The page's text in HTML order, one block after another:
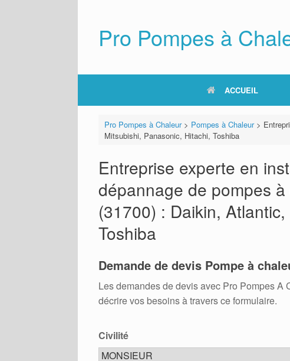
Pro Pompes à
ACCUEIL
Pro Pompes à Chaleur> Pompes à Chaleur>
Mitsubishi, Panasonic, Hitachi, Toshiba
Entreprise experte en
dépannage de pompes
(31700) : Daikin,
Toshiba
Demande de devis Pompe à
Les demandes de devis avec Pro Pompes A
décrire vos besoins à travers ce formulaire.
Civilité